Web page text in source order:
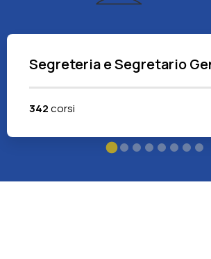
Segreteria e Segretario
342corsi